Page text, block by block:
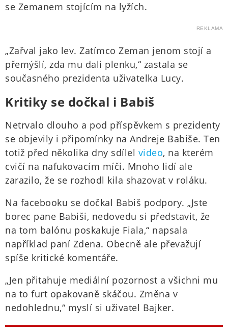
se Zemanem stojícím na lyžích.
REKLAMA
„Zařval jako lev. Zatímco Zeman jenom stojí a
přemýšlí, zda mu dali plenku,“ zastala se
současného prezidenta uživatelka Lucy.
Kritiky se dočkal i Babiš
Netrvalo dlouho a pod příspěvkem s prezidenty
se objevily i připomínky na Andreje Babiše. Ten
totiž před několika dny sdílel video, na kterém
cvičí na nafukovacím míči. Mnoho lidí ale
zarazilo, že se rozhodl kila shazovat v roláku.
Na facebooku se dočkal Babiš podpory. „Jste
borec pane Babiši, nedovedu si představit, že
na tom balónu poskakuje Fiala,“ napsala
například paní Zdena. Obecně ale převažují
spíše kritické komentáře.
„Jen přitahuje mediální pozornost a všichni mu
na to furt opakovaně skáčou. Změna v
nedohlednu,“ myslí si uživatel Bajker.